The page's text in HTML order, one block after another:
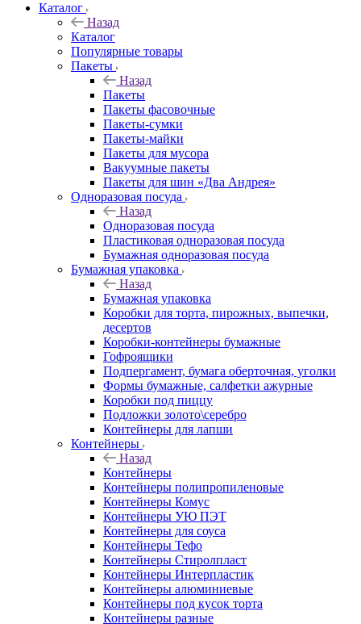
Каталог
Назад
Каталог
Популярные товары
Пакеты
Назад
Пакеты
Пакеты фасовочные
Пакеты-сумки
Пакеты-майки
Пакеты для мусора
Вакуумные пакеты
Пакеты для шин «Два Андрея»
Одноразовая посуда
Назад
Одноразовая посуда
Пластиковая одноразовая посуда
Бумажная одноразовая посуда
Бумажная упаковка
Назад
Бумажная упаковка
Коробки для торта, пирожных, выпечки,
десертов
Коробки-контейнеры бумажные
Гофроящики
Подпергамент, бумага оберточная, уголки
Формы бумажные, салфетки ажурные
Коробки под пиццу
Подложки золото\серебро
Контейнеры для лапши
Контейнеры
Назад
Контейнеры
Контейнеры полипропиленовые
Контейнеры Комус
Контейнеры УЮ ПЭТ
Контейнеры для соуса
Контейнеры Тефо
Контейнеры Стиролпласт
Контейнеры Интерпластик
Контейнеры алюминиевые
Контейнеры под кусок торта
Контейнеры разные